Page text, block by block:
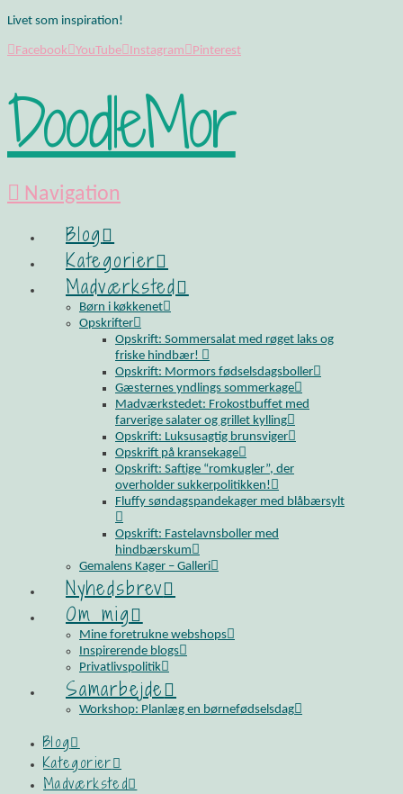
Livet som inspiration!
Facebook YouTube Instagram Pinterest
DoodleMor
Navigation
Blog
Kategorier
Madværksted
Børn i køkkenet
Opskrifter
Opskrift: Sommersalat med røget laks og
friske hindbær!
Opskrift: Mormors fødselsdagsboller
Gæsternes yndlings sommerkage
Madværkstedet: Frokostbuffet med
farverige salater og grillet kylling
Opskrift: Luksusagtig brunsviger
Opskrift på kransekage
Opskrift: Saftige “romkugler”, der
overholder sukkerpolitikken!
Fluffy søndagspandekager med blåbærsylt
Opskrift: Fastelavnsboller med
hindbærskum
Gemalens Kager – Galleri
Nyhedsbrev
Om mig
Mine foretrukne webshops
Inspirerende blogs
Privatlivspolitik
Samarbejde
Workshop: Planlæg en børnefødselsdag
Blog
Kategorier
Madværksted